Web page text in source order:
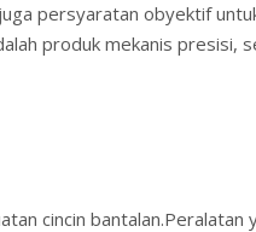
persyaratan obyektif
produk mekanis presisi,
cincin